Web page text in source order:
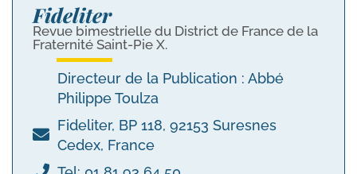
Fideliter
Revue bimestrielle du District de France de la
Fraternité Saint-Pie X.
Directeur de la Publication : Abbé
Philippe Toulza
Fideliter, BP 118, 92153 Suresnes
Cedex, France